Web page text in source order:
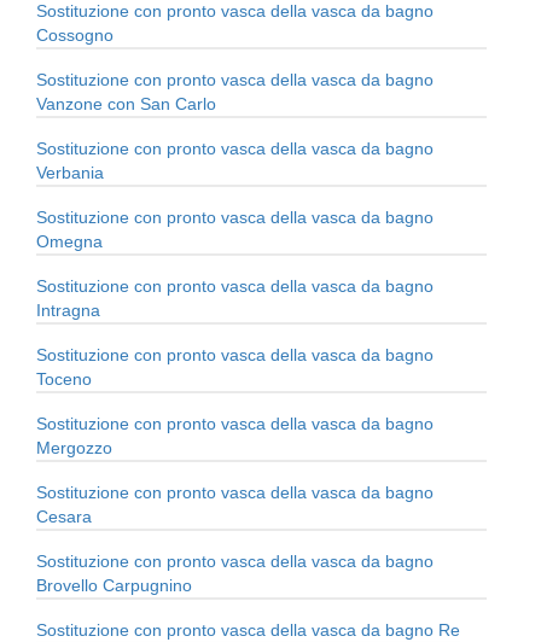
Sostituzione con pronto vasca della vasca da bagno
Cossogno
Sostituzione con pronto vasca della vasca da bagno
Vanzone con San Carlo
Sostituzione con pronto vasca della vasca da bagno
Verbania
Sostituzione con pronto vasca della vasca da bagno
Omegna
Sostituzione con pronto vasca della vasca da bagno
Intragna
Sostituzione con pronto vasca della vasca da bagno
Toceno
Sostituzione con pronto vasca della vasca da bagno
Mergozzo
Sostituzione con pronto vasca della vasca da bagno
Cesara
Sostituzione con pronto vasca della vasca da bagno
Brovello Carpugnino
Sostituzione con pronto vasca della vasca da bagno Re